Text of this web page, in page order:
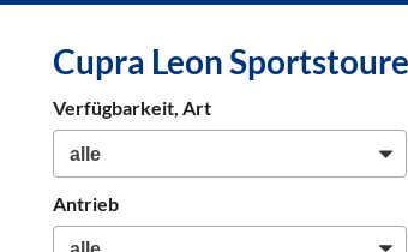
Gebrauchtwagen,
Neuwagen
Cupra Leon
Verfügbarkeit, Art
Antrieb